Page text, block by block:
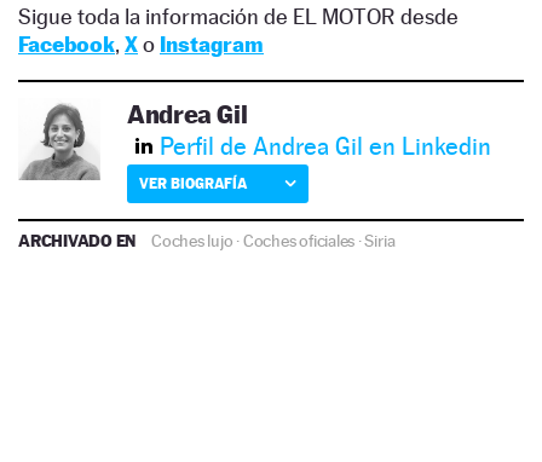
Sigue toda la información de EL MOTOR desde
Facebook, Xo Instagram
Andrea Gil
Perfil de Andrea Gil en Linkedin
VER BIOGRAFÍA
ARCHIVADO EN Coches lujo ·Coches oficiales ·Siria